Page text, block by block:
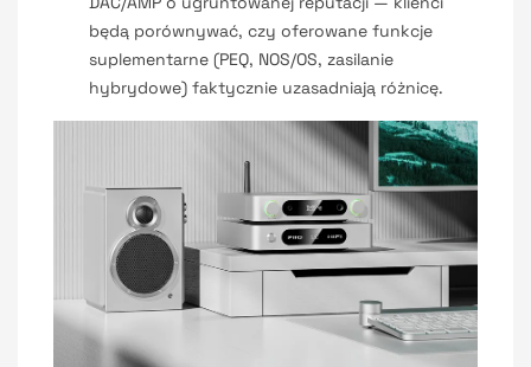
będą porównywać, czy oferowane funkcje
suplementarne (PEQ, NOS/OS, zasilanie
hybrydowe) faktycznie uzasadniają różnicę.